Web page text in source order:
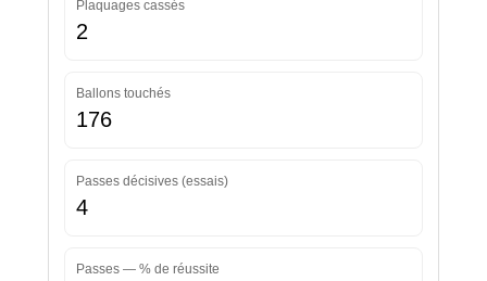
Plaquages cassés
2
Ballons touchés
176
Passes décisives (essais)
4
Passes — % de réussite